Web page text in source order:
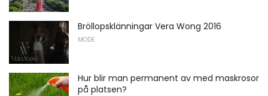
Bröllopsklänningar Vera Wong 2016
MODE
Hur blir man permanent av med maskrosor
på platsen?